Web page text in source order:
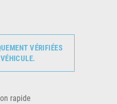
VÉRIFIÉES
rapide